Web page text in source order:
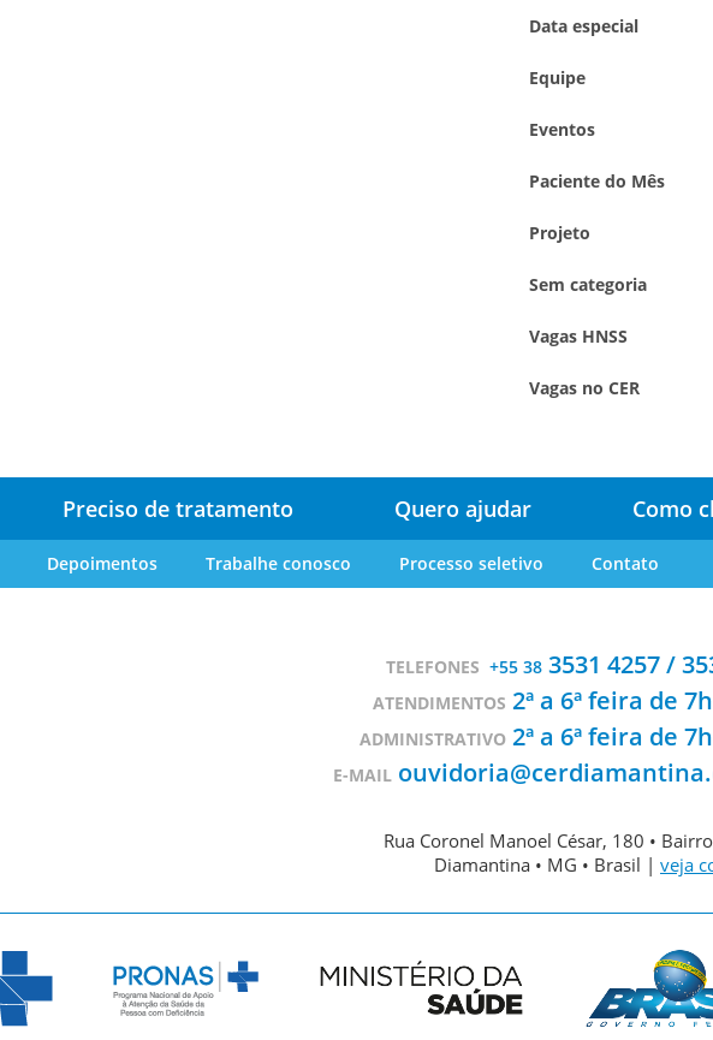
Data especial
Equipe
Eventos
Paciente do Mês
Projeto
Sem categoria
Vagas HNSS
Vagas no CER
Preciso de tratamento Quero ajudar Como
Depoimentos Trabalhe conosco Processo seletivo Contato
TELEFONES +55 38 3531 4257 /
ATENDIMENTOS 2ª a 6ª feira de
ADMINISTRATIVO 2ª a 6ª feira de
E-MAIL
Rua Coronel Manoel César, 180 •
Diamantina • MG • Brasil | veja